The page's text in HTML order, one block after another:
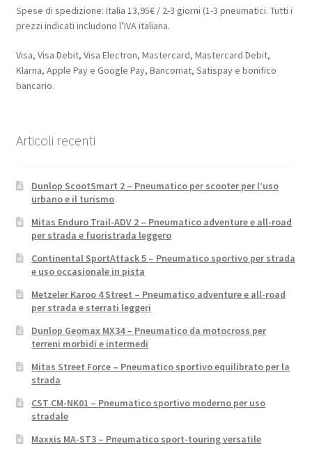
Spese di spedizione: Italia 13,95€ / 2-3 giorni (1-3 pneumatici. Tutti i
prezzi indicati includono l’IVA italiana.
Visa, Visa Debit, Visa Electron, Mastercard, Mastercard Debit,
Klarna, Apple Pay e Google Pay, Bancomat, Satispay e bonifico
bancario.
Articoli recenti
Dunlop ScootSmart 2 – Pneumatico per scooter per l’uso
urbano e il turismo
Mitas Enduro Trail-ADV 2 – Pneumatico adventure e all-road
per strada e fuoristrada leggero
Continental SportAttack 5 – Pneumatico sportivo per strada
e uso occasionale in pista
Metzeler Karoo 4 Street – Pneumatico adventure e all-road
per strada e sterrati leggeri
Dunlop Geomax MX34 – Pneumatico da motocross per
terreni morbidi e intermedi
Mitas Street Force – Pneumatico sportivo equilibrato per la
strada
CST CM-NK01 – Pneumatico sportivo moderno per uso
stradale
Maxxis MA-ST3 – Pneumatico sport-touring versatile